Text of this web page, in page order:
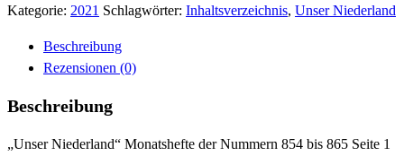
Menge
Kategorie: 2021 Schlagwörter: Inhaltsverzeichnis, Unser Niederland
Beschreibung
Rezensionen (0)
Beschreibung
„Unser Niederland“ Monatshefte der Nummern 854 bis 865 Seite 1